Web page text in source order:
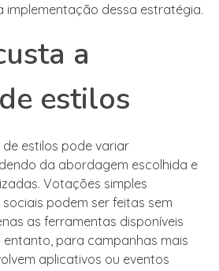
implementação dessa estratégia.
a
estilos
estilos pode variar
da abordagem escolhida e
Votações simples
podem ser feitas sem
as ferramentas disponíveis
para campanhas mais
aplicativos ou eventos